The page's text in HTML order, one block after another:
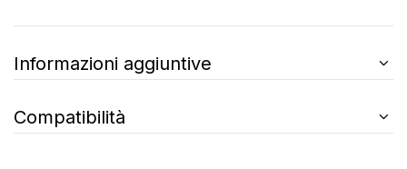
Informazioni aggiuntive
Compatibilità